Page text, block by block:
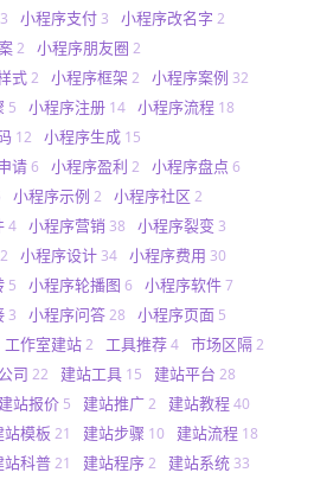
3 小程序支付 3 小程序改名字 2
2 小程序朋友圈 2
式2 小程序框架 2 小程序案例 32
5 小程序注册 14 小程序流程 18
12 小程序生成 15
请6 小程序盈利 2 小程序盘点 6
小程序示例 2 小程序社区 2
4 小程序营销 38 小程序裂变 3
2 小程序设计 34 小程序费用 30
5 小程序轮播图 6 小程序软件7
3 小程序问答28 小程序页面 5
工作室建站2 工具推荐4 市场区隔2
司 22 建站工具 15 建站平台 28
站报价 5 建站推广2 建站教程40
站模板 21 建站步骤 10 建站流程 18
站科普21 建站程序2 建站系统 33